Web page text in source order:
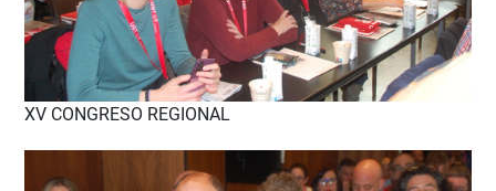
XV CONGRESO REGIONAL